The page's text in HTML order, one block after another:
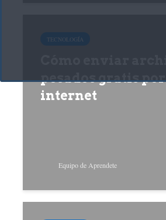
TECNOLOGÍA
pesados gratis por
internet
Equipo de Aprendete